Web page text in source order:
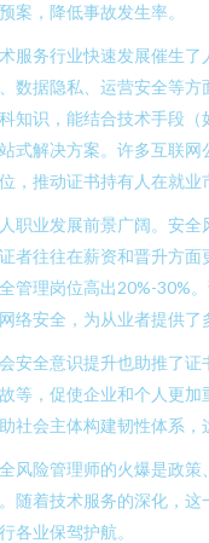
案，降低事故发生率。
服务行业快速发展催生
数据隐私、运营安全等
知识，能结合技术手段
式解决方案。许多互联
，推动证书持有人在就业
职业发展前景广阔。安全
者往往在薪资和晋升方
管理岗位高出20%-30%
络安全，为从业者提供了
安全意识提升也助推了
等，促使企业和个人更
社会主体构建韧性体系，
风险管理师的火爆是政
随着技术服务的深化，
各业保驾护航。